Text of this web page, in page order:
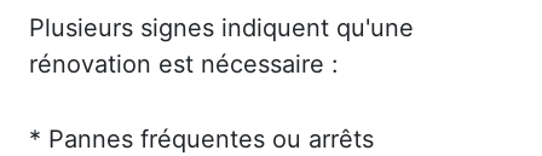
Plusieurs signes indiquent qu'une
rénovation est nécessaire :
* Pannes fréquentes ou arrêts